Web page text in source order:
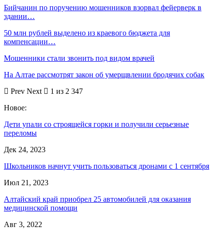
Бийчанин по поручению мошенников взорвал фейерверк в
здании…
50 млн рублей выделено из краевого бюджета для
компенсации…
Мошенники стали звонить под видом врачей
На Алтае рассмотрят закон об умерщвлении бродячих собак
Prev Next
1 из 2 347
Новое:
Дети упали со строящейся горки и получили серьезные
переломы
Дек 24, 2023
Школьников начнут учить пользоваться дронами с 1 сентября
Июл 21, 2023
Алтайский край приобрел 25 автомобилей для оказания
медицинской помощи
Авг 3, 2022